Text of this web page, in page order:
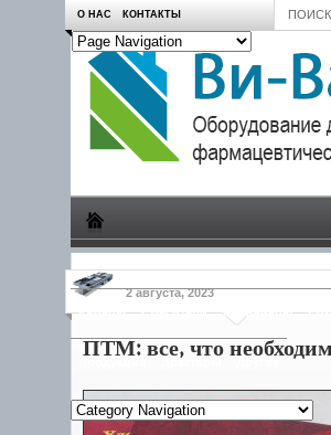
О НАС КОНТАКТЫ
Камеры Смесители Конвейеры
Дозаторы
2 августа, 2023
ПТМ: все, что